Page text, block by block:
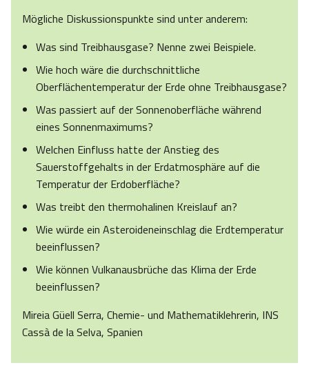
Mögliche Diskussionspunkte sind unter anderem:
Was sind Treibhausgase? Nenne zwei Beispiele.
Wie hoch wäre die durchschnittliche
Oberflächentemperatur der Erde ohne Treibhausgase?
Was passiert auf der Sonnenoberfläche während
eines Sonnenmaximums?
Welchen Einfluss hatte der Anstieg des
Sauerstoffgehalts in der Erdatmosphäre auf die
Temperatur der Erdoberfläche?
Was treibt den thermohalinen Kreislauf an?
Wie würde ein Asteroideneinschlag die Erdtemperatur
beeinflussen?
Wie können Vulkanausbrüche das Klima der Erde
beeinflussen?
Mireia Güell Serra, Chemie- und Mathematiklehrerin, INS
Cassà de la Selva, Spanien